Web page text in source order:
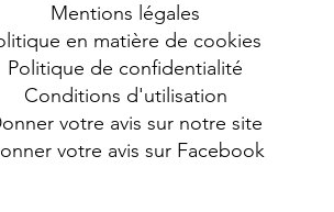
Mentions légales
en matière de cookies
Politique de confidentialité
Conditions d'utilisation
votre avis sur notre site
votre avis sur Facebook